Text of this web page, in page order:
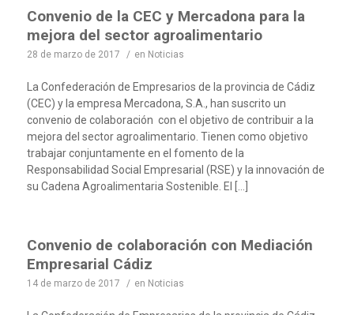
Convenio de la CEC y Mercadona para la
mejora del sector agroalimentario
28 de marzo de 2017 / en Noticias
La Confederación de Empresarios de la provincia de Cádiz
(CEC) y la empresa Mercadona, S.A., han suscrito un
convenio de colaboración con el objetivo de contribuir a la
mejora del sector agroalimentario. Tienen como objetivo
trabajar conjuntamente en el fomento de la
Responsabilidad Social Empresarial (RSE) y la innovación de
su Cadena Agroalimentaria Sostenible. El […]
Convenio de colaboración con Mediación
Empresarial Cádiz
14 de marzo de 2017 / en Noticias